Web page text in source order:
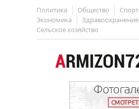
Политика Общество
Спорт
Экономика
Здравоохранение
Сельское хозяйство